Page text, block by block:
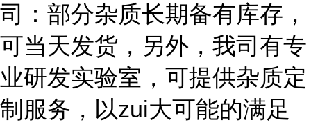
司：部分杂质长期备有库存，
可当天发货，另外，我司有专
业研发实验室，可提供杂质定
制服务，以zui大可能的满足